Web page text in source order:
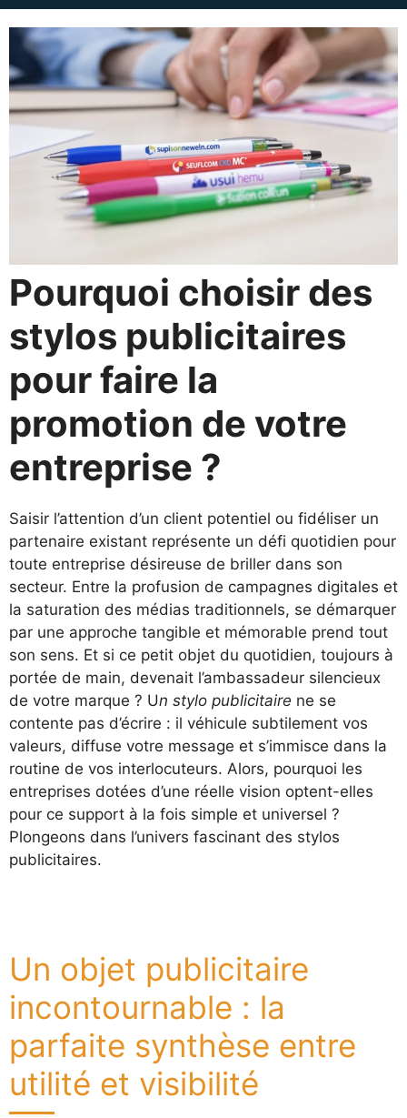
Pourquoi choisir des
stylos publicitaires
pour faire la
promotion de votre
entreprise ?
Saisir l’attention d’un client potentiel ou fidéliser un
partenaire existant représente un défi quotidien pour
toute entreprise désireuse de briller dans son
secteur. Entre la profusion de campagnes digitales et
la saturation des médias traditionnels, se démarquer
par une approche tangible et mémorable prend tout
son sens. Et si ce petit objet du quotidien, toujours à
portée de main, devenait l’ambassadeur silencieux
de votre marque ? Un stylo publicitaire ne se
contente pas d’écrire : il véhicule subtilement vos
valeurs, diffuse votre message et s’immisce dans la
routine de vos interlocuteurs. Alors, pourquoi les
entreprises dotées d’une réelle vision optent-elles
pour ce support à la fois simple et universel ?
Plongeons dans l’univers fascinant des stylos
publicitaires.
Un objet publicitaire
incontournable : la
parfaite synthèse entre
utilité et visibilité